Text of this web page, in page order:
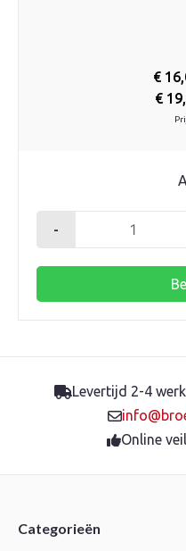
€
€
-
koppelingenset
bu.dr.Levertijd 2-4
Online
Categorieën